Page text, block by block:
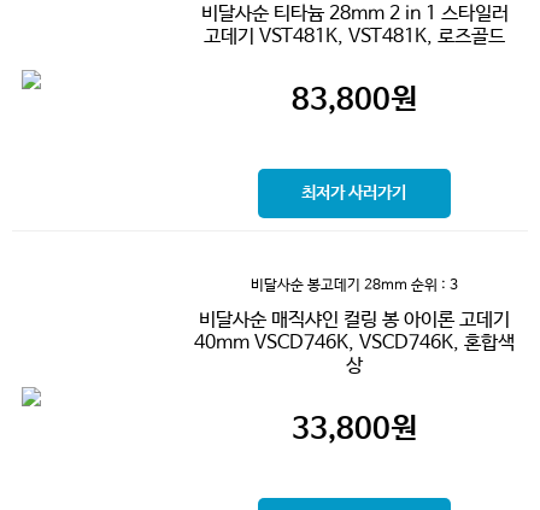
비달사순 티타늄 28mm 2 in 1 스타일러
고데기 VST481K, VST481K, 로즈골드
83,800원
최저가 사러가기
비달사순 봉고데기 28mm 순위 : 3
비달사순 매직샤인 컬링 봉 아이론 고데기
40mm VSCD746K, VSCD746K, 혼합색
상
33,800원